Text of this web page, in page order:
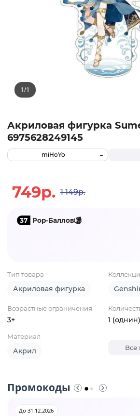
Акриловая фигурка
6975628249145
miHoYo
749р. 1 149р.
37 Pop-Баллов
Тип товара
Акриловая фигурка
Возрастные ограничения
3+ 1 (однин)
Материал
Акрил Все
Промокоды
До 31.12.2026